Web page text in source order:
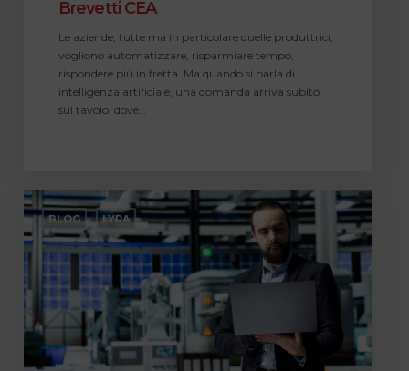
Brevetti CEA
Le aziende, tutte ma in particolare quelle produttrici,
vogliono automatizzare, risparmiare tempo,
rispondere più in fretta. Ma quando si parla di
intelligenza artificiale, una domanda arriva subito
sul tavolo: dove…
BLOG LYRA
CPQ:
come
ridurre
errori
e
tempi
di
offerta
macchine